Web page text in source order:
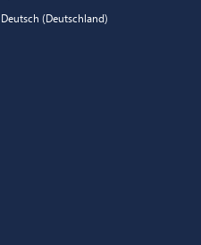
Deutsch (Deutschland)